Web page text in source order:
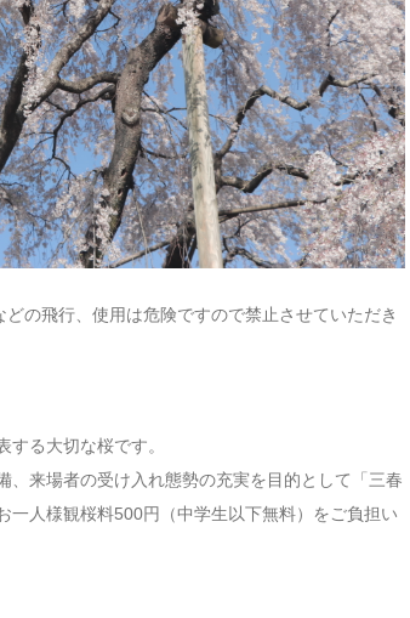
の飛行、使用は危険ですので禁止させていただき
る大切な桜です。
、来場者の受け入れ態勢の充実を目的として「三春
人様観桜料500円（中学生以下無料）をご負担い